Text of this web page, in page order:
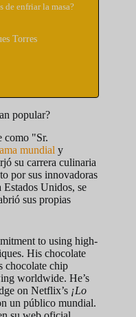
de enfriar la masa?
Torres
popular?
como "Sr.
mundial y
su carrera culinaria
por sus innovadoras
Estados Unidos, se
sus propias
to using high-
His chocolate
chocolate chip
worldwide. He’s
on Netflix’s ¡Lo
un público mundial.